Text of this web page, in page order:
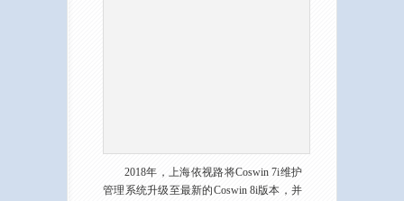
2018年，上海依视路将Coswin 7i维护
管理系统升级至最新的Coswin 8i版本，并